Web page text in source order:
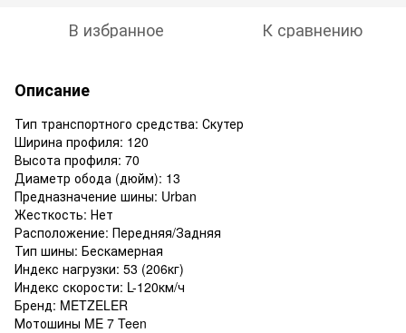
В избранное К сравнению
Описание
Тип транспортного средства: Скутер
Ширина профиля: 120
Высота профиля: 70
Диаметр обода (дюйм): 13
Предназначение шины: Urban
Жесткость: Нет
Расположение: Передняя/Задняя
Тип шины: Бескамерная
Индекс нагрузки: 53 (206кг)
Индекс скорости: L-120км/ч
Бренд: METZELER
Мотошины ME 7 Teen